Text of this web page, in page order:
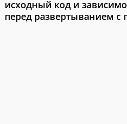
исходный код и
перед развертыванием